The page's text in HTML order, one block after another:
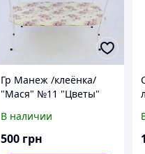
Гр Манеж /клеёнка/
"Мася" №11 "Цветы"
овальный, мягкое дно,
крупная сетка
В наличии
500 грн